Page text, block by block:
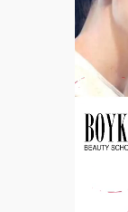
«Модний